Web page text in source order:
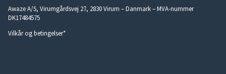
Awaze A/S, Virumgårdsvej 27, 2830 Virum – Danmark – MVA-nummer
DK17484575
Vilkår og betingelser*